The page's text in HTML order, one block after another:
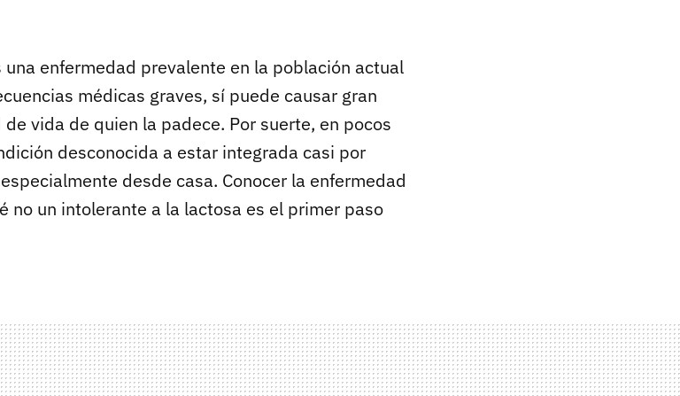
una enfermedad prevalente en la población actual
médicas graves, sí puede causar gran
vida de quien la padece. Por suerte, en pocos
desconocida a estar integrada casi por
desde casa. Conocer la enfermedad
no un intolerante a la lactosa es el primer paso